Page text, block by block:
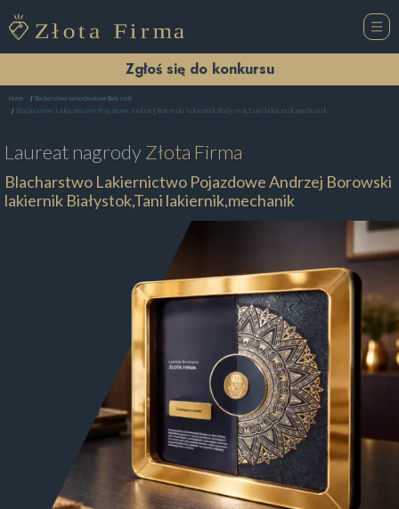
Zgłoś się do konkursu
Home Blacharstwo samochodowe Białystok
Blacharstwo Lakiernictwo Pojazdowe Andrzej Borowski lakiernik Białystok,Tani lakiernik,mechanik
Laureat nagrodyZłota Firma
Blacharstwo Lakiernictwo Pojazdowe Andrzej Borowski
lakiernik Białystok,Tani lakiernik,mechanik